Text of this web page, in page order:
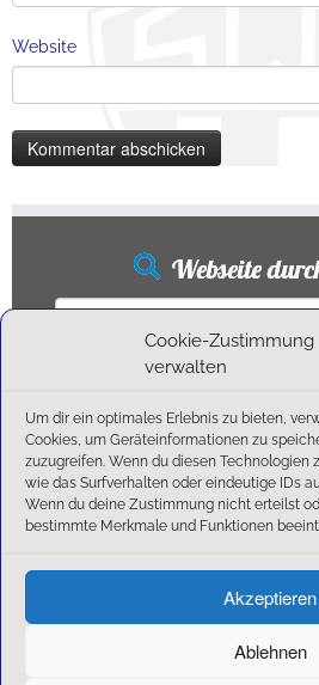
Cookie-Zustimmung
verwalten
Um dir ein optimales Erlebnis zu bieten,
Cookies, um Geräteinformationen zu
zuzugreifen. Wenn du diesen Technologien
wie das Surfverhalten oder eindeutige IDs
Wenn du deine Zustimmung nicht erteilst
bestimmte Merkmale und Funktionen
Akzeptieren
Ablehnen
Website
Webseite
Suchen
Neueste
Ballschule
6:1-Triumph im Heimfinale: Der SC Olching
Außensaison
Start am 01.